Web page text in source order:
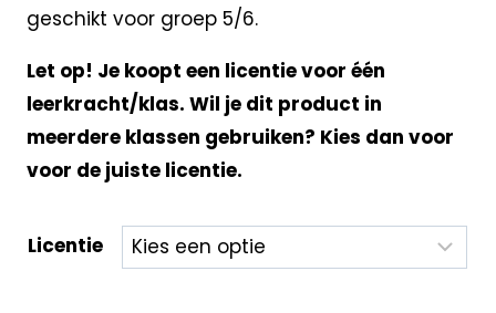
geschikt voor groep 5/6.
Let op! Je koopt een licentie voor één
leerkracht/klas. Wil je dit product in
meerdere klassen gebruiken? Kies dan voor
voor de juiste licentie.
Licentie